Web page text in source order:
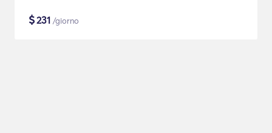
$231 /giorno